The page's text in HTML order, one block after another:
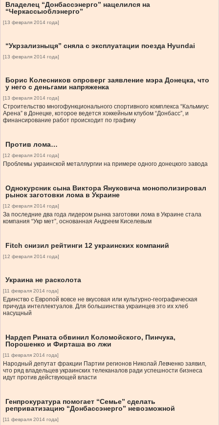
Владелец “Донбассэнерго” нацелился на
“Черкассыоблэнерго”
[13 февраля 2014 года]
“Укрзализныця” сняла с эксплуатации поезда Hyundai
[13 февраля 2014 года]
Борис Колесников опроверг заявление мэра Донецка, что
у него с деньгами напряженка
[13 февраля 2014 года]
Строительство многофункционального спортивного комплекса “Кальмиус
Арена” в Донецке, которое ведется хоккейным клубом “Донбасс”, и
финансирование работ происходит по графику
Против лома…
[12 февраля 2014 года]
Проблемы украинской металлургии на примере одного донецкого завода
Однокурсник сына Виктора Януковича монополизировал
рынок заготовки лома в Украине
[12 февраля 2014 года]
За последние два года лидером рынка заготовки лома в Украине стала
компания “Укр мет”, основанная Андреем Киселевым
Fitch снизил рейтинги 12 украинских компаний
[12 февраля 2014 года]
Украина не расколота
[11 февраля 2014 года]
Единство с Европой вовсе не вкусовая или культурно-географическая
причуда интеллектуалов. Для большинства украинцев это их хлеб
насущный
Нардеп Рината обвинил Коломойского, Пинчука,
Порошенко и Фирташа во лжи
[11 февраля 2014 года]
Народный депутат фракции Партии регионов Николай Левченко заявил,
что ряд владельцев украинских телеканалов ради успешности бизнеса
идут против действующей власти
Генпрокуратура помогает “Семье” сделать
реприватизацию “Донбассэнерго” невозможной
[11 февраля 2014 года]